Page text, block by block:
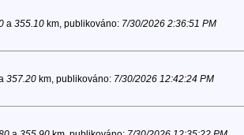
a 355.10km, publikováno: 7/30/2026 2:36:51 PM
357.20km, publikováno: 7/30/2026 12:42:24 PM